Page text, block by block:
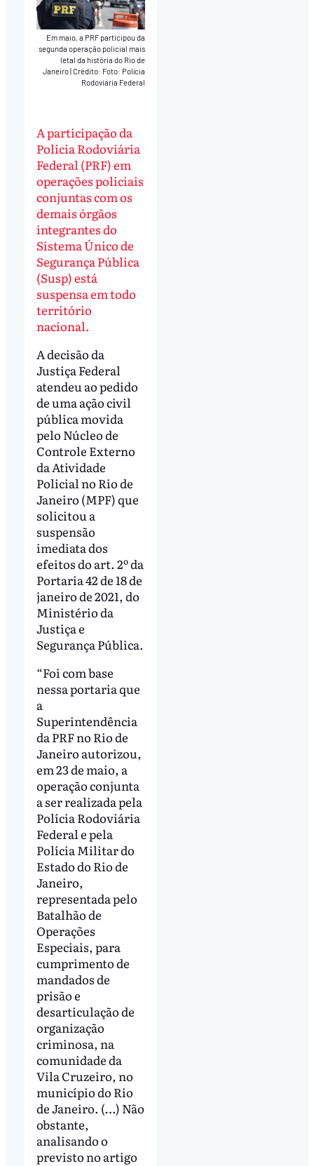
Em maio, a PRF participou da
segunda operação policial mais
letal da história do Rio de
Janeiro Crédito: Foto: Polícia
Rodoviária Federal
A participação da
Polícia Rodoviária
Federal (PRF) em
operações policiais
conjuntas com os
demais órgãos
integrantes do
Sistema Único de
Segurança Pública
(Susp) está
suspensa em todo
território
nacional.
A decisão da
Justiça Federal
atendeu ao pedido
de uma ação civil
pública movida
pelo Núcleo de
Controle Externo
da Atividade
Policial no Rio de
Janeiro (MPF) que
solicitou a
suspensão
imediata dos
efeitos do art. 2º da
Portaria 42 de 18 de
janeiro de 2021, do
Ministério da
Justiça e
Segurança Pública.
“Foi com base
nessa portaria que
a
Superintendência
da PRF no Rio de
Janeiro autorizou,
em 23 de maio, a
operação conjunta
a ser realizada pela
Polícia Rodoviária
Federal e pela
Polícia Militar do
Estado do Rio de
Janeiro,
representada pelo
Batalhão de
Operações
Especiais, para
cumprimento de
mandados de
prisão e
desarticulação de
organização
criminosa, na
comunidade da
Vila Cruzeiro, no
município do Rio
de Janeiro. (…) Não
obstante,
analisando o
previsto no artigo